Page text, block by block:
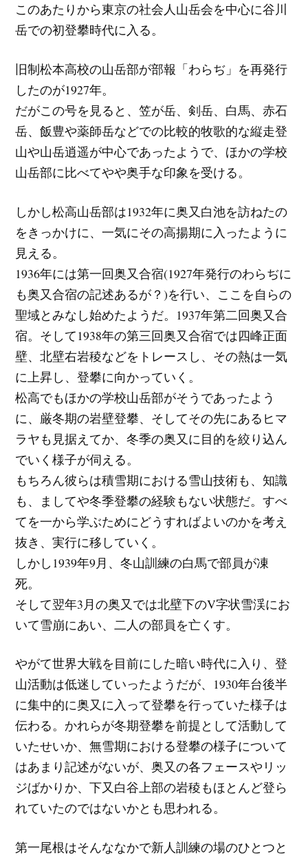
このあたりから東京の社会人山岳会を中心に谷川
岳での初登攀時代に入る。
旧制松本高校の山岳部が部報「わらぢ」を再発行
したのが1927年。
だがこの号を見ると、笠が岳、剣岳、白馬、赤石
岳、飯豊や薬師岳などでの比較的牧歌的な縦走登
山や山岳逍遥が中心であったようで、ほかの学校
山岳部に比べてやや奥手な印象を受ける。
しかし松高山岳部は1932年に奥又白池を訪ねたの
をきっかけに、一気にその高揚期に入ったように
見える。
1936年には第一回奥又合宿(1927年発行のわらぢに
も奥又合宿の記述あるが？)を行い、ここを自らの
聖域とみなし始めたようだ。1937年第二回奥又合
宿。そして1938年の第三回奥又合宿では四峰正面
壁、北壁右岩稜などをトレースし、その熱は一気
に上昇し、登攀に向かっていく。
松高でもほかの学校山岳部がそうであったよう
に、厳冬期の岩壁登攀、そしてその先にあるヒマ
ラヤも見据えてか、冬季の奥又に目的を絞り込ん
でいく様子が伺える。
もちろん彼らは積雪期における雪山技術も、知識
も、ましてや冬季登攀の経験もない状態だ。すべ
てを一から学ぶためにどうすればよいのかを考え
抜き、実行に移していく。
しかし1939年9月、冬山訓練の白馬で部員が凍
死。
そして翌年3月の奥又では北壁下のV字状雪渓にお
いて雪崩にあい、二人の部員を亡くす。
やがて世界大戦を目前にした暗い時代に入り、登
山活動は低迷していったようだが、1930年台後半
に集中的に奥又に入って登攀を行っていた様子は
伝わる。かれらが冬期登攀を前提として活動して
いたせいか、無雪期における登攀の様子について
はあまり記述がないが、奥又の各フェースやリッ
ジばかりか、下又白谷上部の岩稜もほとんど登ら
れていたのではないかとも思われる。
第一尾根はそんななかで新人訓練の場のひとつと